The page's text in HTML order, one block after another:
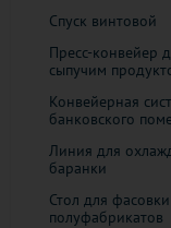
Спуск винтовой
Пресс-конвейер
сыпучим
Конвейерная
банковского
​Линия для
баранки
Стол для фасовки
полуфабрикатов